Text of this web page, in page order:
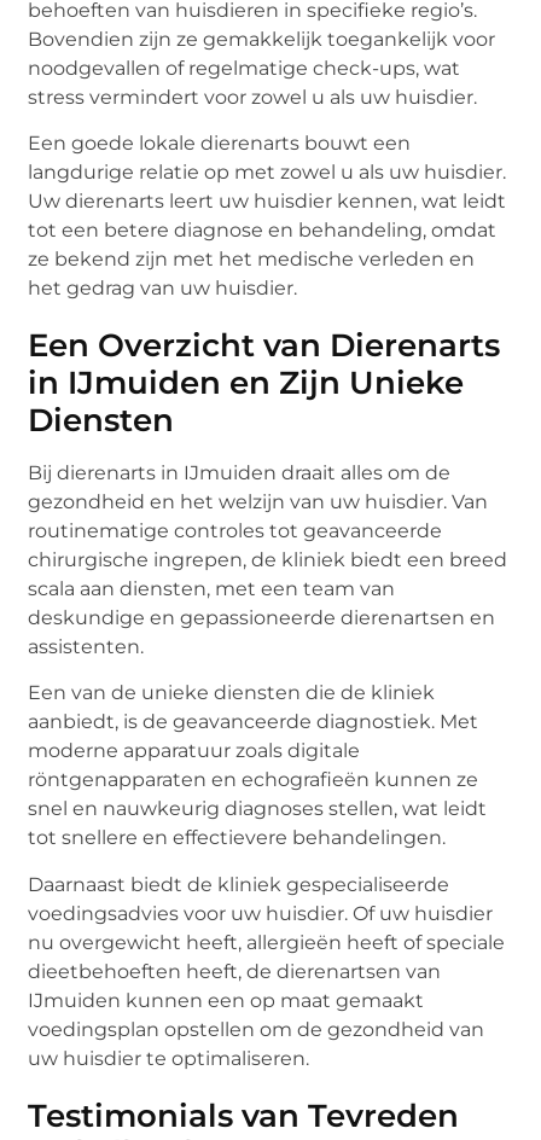
behoeften van huisdieren in specifieke regio’s.
Bovendien zijn ze gemakkelijk toegankelijk voor
noodgevallen of regelmatige check-ups, wat
stress vermindert voor zowel u als uw huisdier.
Een goede lokale dierenarts bouwt een
langdurige relatie op met zowel u als uw huisdier.
Uw dierenarts leert uw huisdier kennen, wat leidt
tot een betere diagnose en behandeling, omdat
ze bekend zijn met het medische verleden en
het gedrag van uw huisdier.
Een Overzicht van Dierenarts
in IJmuiden en Zijn Unieke
Diensten
Bij dierenarts in IJmuiden draait alles om de
gezondheid en het welzijn van uw huisdier. Van
routinematige controles tot geavanceerde
chirurgische ingrepen, de kliniek biedt een breed
scala aan diensten, met een team van
deskundige en gepassioneerde dierenartsen en
assistenten.
Een van de unieke diensten die de kliniek
aanbiedt, is de geavanceerde diagnostiek. Met
moderne apparatuur zoals digitale
röntgenapparaten en echografieën kunnen ze
snel en nauwkeurig diagnoses stellen, wat leidt
tot snellere en effectievere behandelingen.
Daarnaast biedt de kliniek gespecialiseerde
voedingsadvies voor uw huisdier. Of uw huisdier
nu overgewicht heeft, allergieën heeft of speciale
dieetbehoeften heeft, de dierenartsen van
IJmuiden kunnen een op maat gemaakt
voedingsplan opstellen om de gezondheid van
uw huisdier te optimaliseren.
Testimonials van Tevreden